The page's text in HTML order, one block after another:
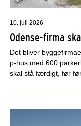
10. juli 2026
Odense-firma
Det bliver
p-hus med 600
skal stå færdigt, før